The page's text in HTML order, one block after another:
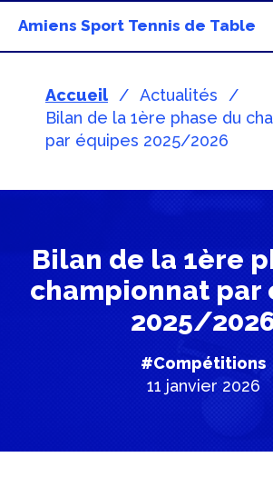
Amiens Sport Tennis de Table
Accueil
Actualités
Bilan de la 1ère phase du
par équipes 2025/2026
Bilan de la 1ère
championnat par
2025/
#Compétitions
11 janvier 2026